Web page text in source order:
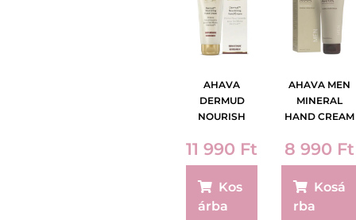
AHAVA
DERMUD
NOURISH
100ML
11 990 Ft
Kos
árba
AHAVA MEN
MINERAL
HAND CREAM
8 990 Ft
Kosá
rba